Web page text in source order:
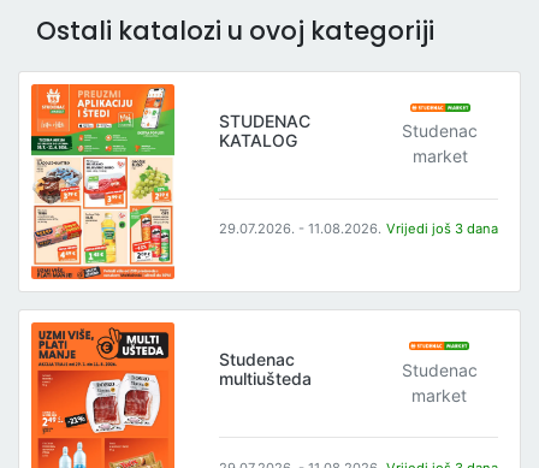
Ostali katalozi u ovoj kategoriji
STUDENAC
KATALOG
Studenac
market
29.07.2026. - 11.08.2026. Vrijedi još 3 dana
Studenac
multiušteda
Studenac
market